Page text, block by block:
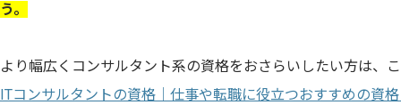
う。
より幅広くコンサルタント系の資格をおさらいしたい方は、
ITコンサルタントの資格｜仕事や転職に役立つおすすめの資